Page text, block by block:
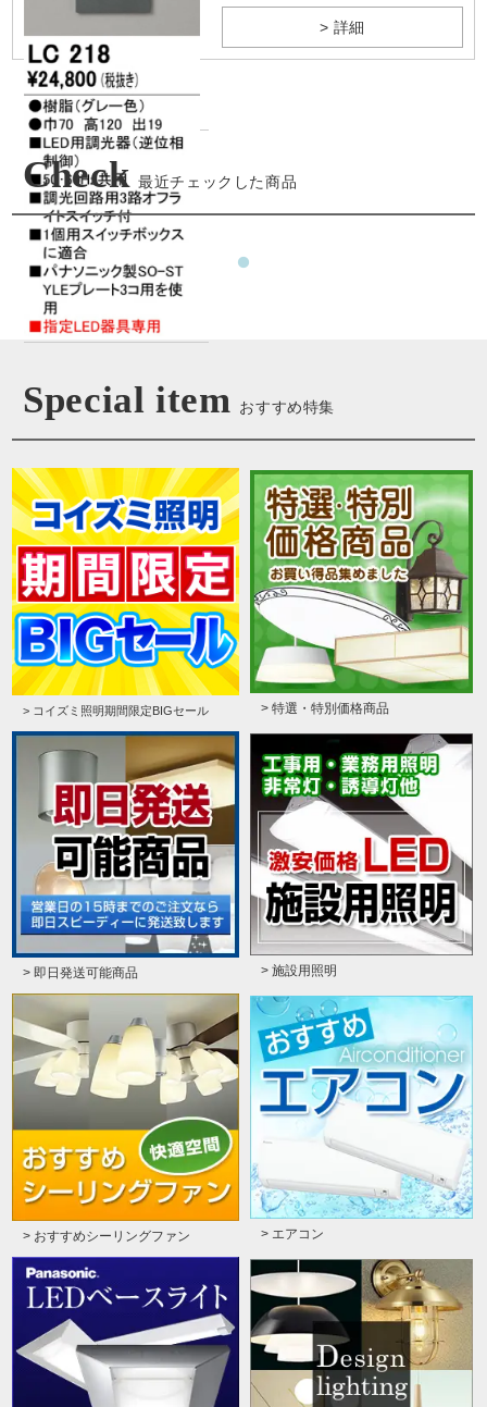
> 詳細
Check 最近チェックした商品
Special item おすすめ特集
> コイズミ照明期間限定BIGセール > 特選・特別価格商品
> 即日発送可能商品 > 施設用照明
> おすすめシーリングファン > エアコン